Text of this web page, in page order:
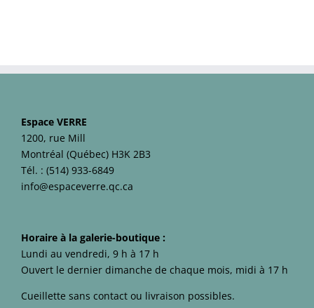
Espace VERRE
1200, rue Mill
Montréal (Québec) H3K 2B3
Tél. : (514) 933-6849
info@espaceverre.qc.ca
Horaire à la galerie-boutique :
Lundi au vendredi, 9 h à 17 h
Ouvert le dernier dimanche de chaque mois, midi à 17 h
Cueillette sans contact ou livraison possibles.